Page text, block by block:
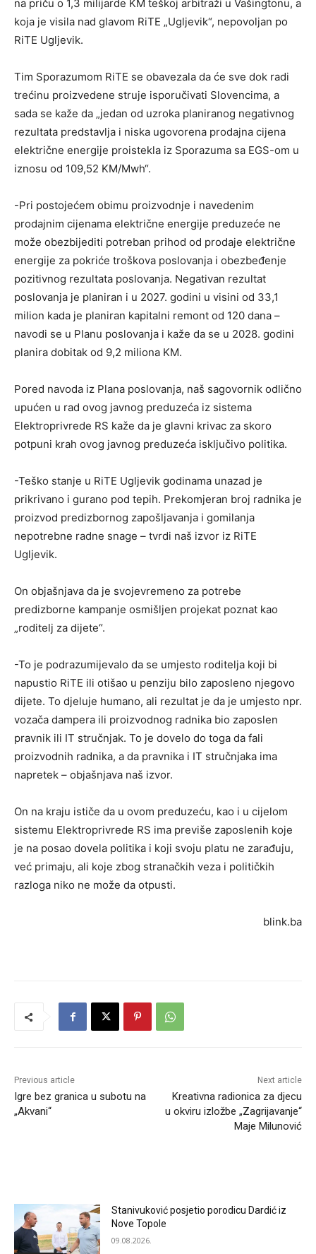
na priču o 1,3 milijarde KM teškoj arbitraži u Vašingtonu, a
koja je visila nad glavom RiTE „Ugljevik“, nepovoljan po
RiTE Ugljevik.
Tim Sporazumom RiTE se obavezala da će sve dok radi
trećinu proizvedene struje isporučivati Slovencima, a
sada se kaže da „jedan od uzroka planiranog negativnog
rezultata predstavlja i niska ugovorena prodajna cijena
električne energije proistekla iz Sporazuma sa EGS-om u
iznosu od 109,52 KM/Mwh“.
-Pri postojećem obimu proizvodnje i navedenim
prodajnim cijenama električne energije preduzeće ne
može obezbijediti potreban prihod od prodaje električne
energije za pokriće troškova poslovanja i obezbeđenje
pozitivnog rezultata poslovanja. Negativan rezultat
poslovanja je planiran i u 2027. godini u visini od 33,1
milion kada je planiran kapitalni remont od 120 dana –
navodi se u Planu poslovanja i kaže da se u 2028. godini
planira dobitak od 9,2 miliona KM.
Pored navoda iz Plana poslovanja, naš sagovornik odlično
upućen u rad ovog javnog preduzeća iz sistema
Elektroprivrede RS kaže da je glavni krivac za skoro
potpuni krah ovog javnog preduzeća isključivo politika.
-Teško stanje u RiTE Ugljevik godinama unazad je
prikrivano i gurano pod tepih. Prekomjeran broj radnika je
proizvod predizbornog zapošljavanja i gomilanja
nepotrebne radne snage – tvrdi naš izvor iz RiTE
Ugljevik.
On objašnjava da je svojevremeno za potrebe
predizborne kampanje osmišljen projekat poznat kao
„roditelj za dijete“.
-To je podrazumijevalo da se umjesto roditelja koji bi
napustio RiTE ili otišao u penziju bilo zaposleno njegovo
dijete. To djeluje humano, ali rezultat je da je umjesto npr.
vozača dampera ili proizvodnog radnika bio zaposlen
pravnik ili IT stručnjak. To je dovelo do toga da fali
proizvodnih radnika, a da pravnika i IT stručnjaka ima
napretek – objašnjava naš izvor.
On na kraju ističe da u ovom preduzeću, kao i u cijelom
sistemu Elektroprivrede RS ima previše zaposlenih koje
je na posao dovela politika i koji svoju platu ne zarađuju,
već primaju, ali koje zbog stranačkih veza i političkih
razloga niko ne može da otpusti.
blink.ba
Previous article
Igre bez granica u subotu na
„Akvani“
Next article
Kreativna radionica za djecu
u okviru izložbe „Zagrijavanje“
Maje Milunović
Stanivuković posjetio porodicu Dardić iz
Nove Topole
09.08.2026.